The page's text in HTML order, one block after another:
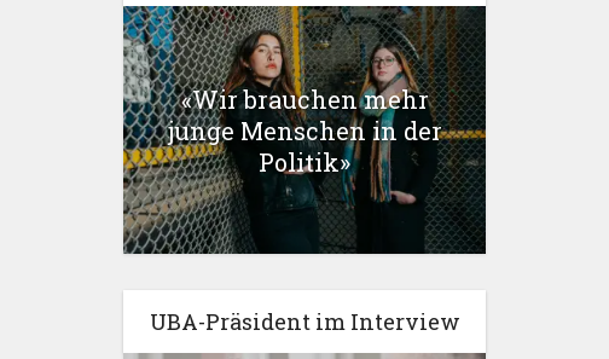
«Wir brauchen mehr
junge Menschen in der
Politik»
UBA-Präsident im Interview